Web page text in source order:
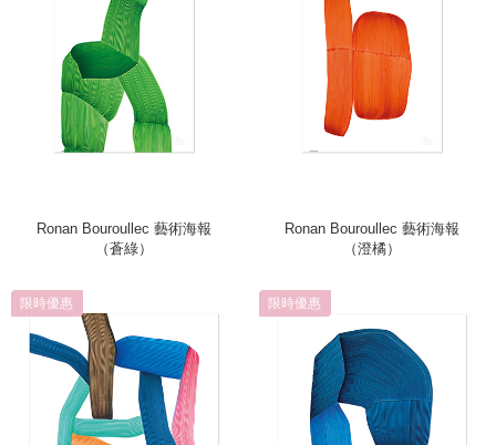
Ronan Bouroullec 藝術海報
（蒼綠）
Ronan Bouroullec 藝術海報
（澄橘）
限時優惠 限時優惠